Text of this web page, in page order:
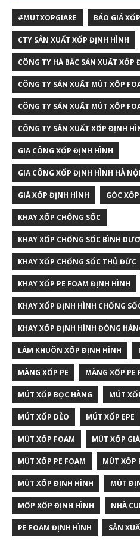
#MUTXOPGIARE BÁO GIÁ
CTY SẢN XUẤT XỐP ĐỊNH HÌNH
CÔNG TY HÀ BẮC SẢN XUẤT
CÔNG TY SẢN XUẤT MÚT XỐP
CÔNG TY SẢN XUẤT MÚT XỐP
CÔNG TY SẢN XUẤT XỐP ĐỊNH
GIA CÔNG XỐP ĐỊNH HÌNH
GIA CÔNG XỐP ĐỊNH HÌNH HÀ NỘI
GIÁ XỐP ĐỊNH HÌNH GÓC
KHAY XỐP CHỐNG SỐC
KHAY XỐP CHỐNG SỐC BÌNH
KHAY XỐP CHỐNG SỐC THỦ ĐỨC
KHAY XỐP PE FOAM ĐỊNH HÌNH
KHAY XỐP ĐỊNH HÌNH CHỐNG
KHAY XỐP ĐỊNH HÌNH ĐÓNG
LÀM KHUÔN XỐP ĐỊNH HÌNH
MÀNG XỐP PE MÀNG XỐP PE
MÚT XỐP BỌC HÀNG MÚT
MÚT XỐP DẺO MÚT XỐP EPE
MÚT XỐP FOAM MÚT XỐP
MÚT XỐP PE FOAM MÚT XỐP
MÚT XỐP ĐỊNH HÌNH MÚT
MỐP XỐP ĐỊNH HÌNH NHÀ
PE FOAM ĐỊNH HÌNH SẢN